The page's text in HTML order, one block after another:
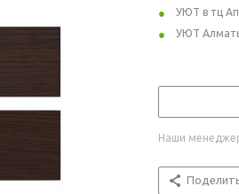
УЮТ в тц
УЮТ
Наши